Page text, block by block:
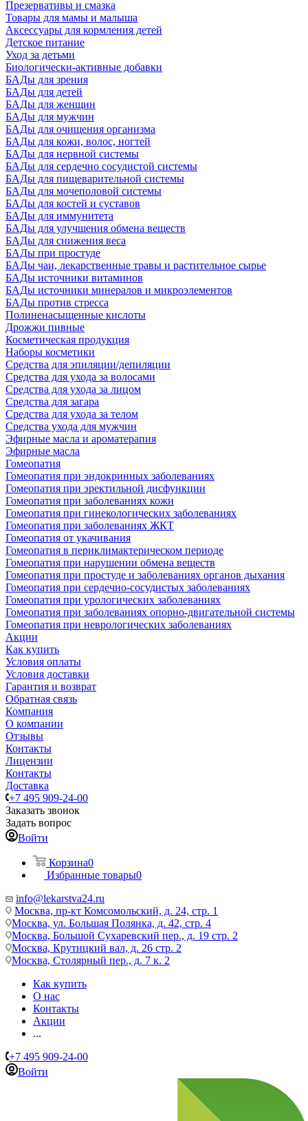
Презервативы и смазка
Товары для мамы и малыша
Аксессуары для кормления детей
Детское питание
Уход за детьми
Биологически-активные добавки
БАДы для зрения
БАДы для детей
БАДы для женщин
БАДы для мужчин
БАДы для очищения организма
БАДы для кожи, волос, ногтей
БАДы для нервной системы
БАДы для сердечно сосудистой системы
БАДы для пищеварительной системы
БАДы для мочеполовой системы
БАДы для костей и суставов
БАДы для иммунитета
БАДы для улучшения обмена веществ
БАДы для снижения веса
БАДы при простуде
БАДы чаи, лекарственные травы и растительное сырье
БАДы источники витаминов
БАДы источники минералов и микроэлементов
БАДы против стресса
Полиненасыщенные кислоты
Дрожжи пивные
Косметическая продукция
Наборы косметики
Средства для эпиляции/депиляции
Средства для ухода за волосами
Средства для ухода за лицом
Средства для загара
Средства для ухода за телом
Средства ухода для мужчин
Эфирные масла и ароматерапия
Эфирные масла
Гомеопатия
Гомеопатия при эндокринных заболеваниях
Гомеопатия при эректильной дисфункции
Гомеопатия при заболеваниях кожи
Гомеопатия при гинекологических заболеваниях
Гомеопатия при заболеваниях ЖКТ
Гомеопатия от укачивания
Гомеопатия в периклимактерическом периоде
Гомеопатия при нарушении обмена веществ
Гомеопатия при простуде и заболеваниях органов дыхания
Гомеопатия при сердечно-сосудистых заболеваниях
Гомеопатия при урологических заболеваниях
Гомеопатия при заболеваниях опорно-двигательной системы
Гомеопатия при неврологических заболеваниях
Акции
Как купить
Условия оплаты
Условия доставки
Гарантия и возврат
Обратная связь
Компания
О компании
Отзывы
Контакты
Лицензии
Контакты
Доставка
+7 495 909-24-00
Заказать звонок
Задать вопрос
Войти
Корзина0
Избранные товары0
info@lekarstva24.ru
Москва, пр-кт Комсомольский, д. 24, стр. 1
Москва, ул. Большая Полянка, д. 42, стр. 4
Москва, Большой Сухаревский пер., д. 19 стр. 2
Москва, Крутицкий вал, д. 26 стр. 2
Москва, Столярный пер., д. 7 к. 2
Как купить
О нас
Контакты
Акции
...
+7 495 909-24-00
Войти